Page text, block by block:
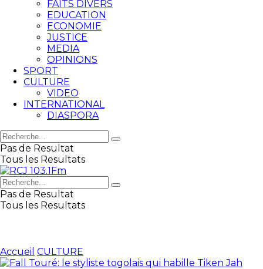
FAITS DIVERS
EDUCATION
ECONOMIE
JUSTICE
MEDIA
OPINIONS
SPORT
CULTURE
VIDEO
INTERNATIONAL
DIASPORA
Pas de Resultat
Tous les Resultats
Pas de Resultat
Tous les Resultats
Accueil CULTURE